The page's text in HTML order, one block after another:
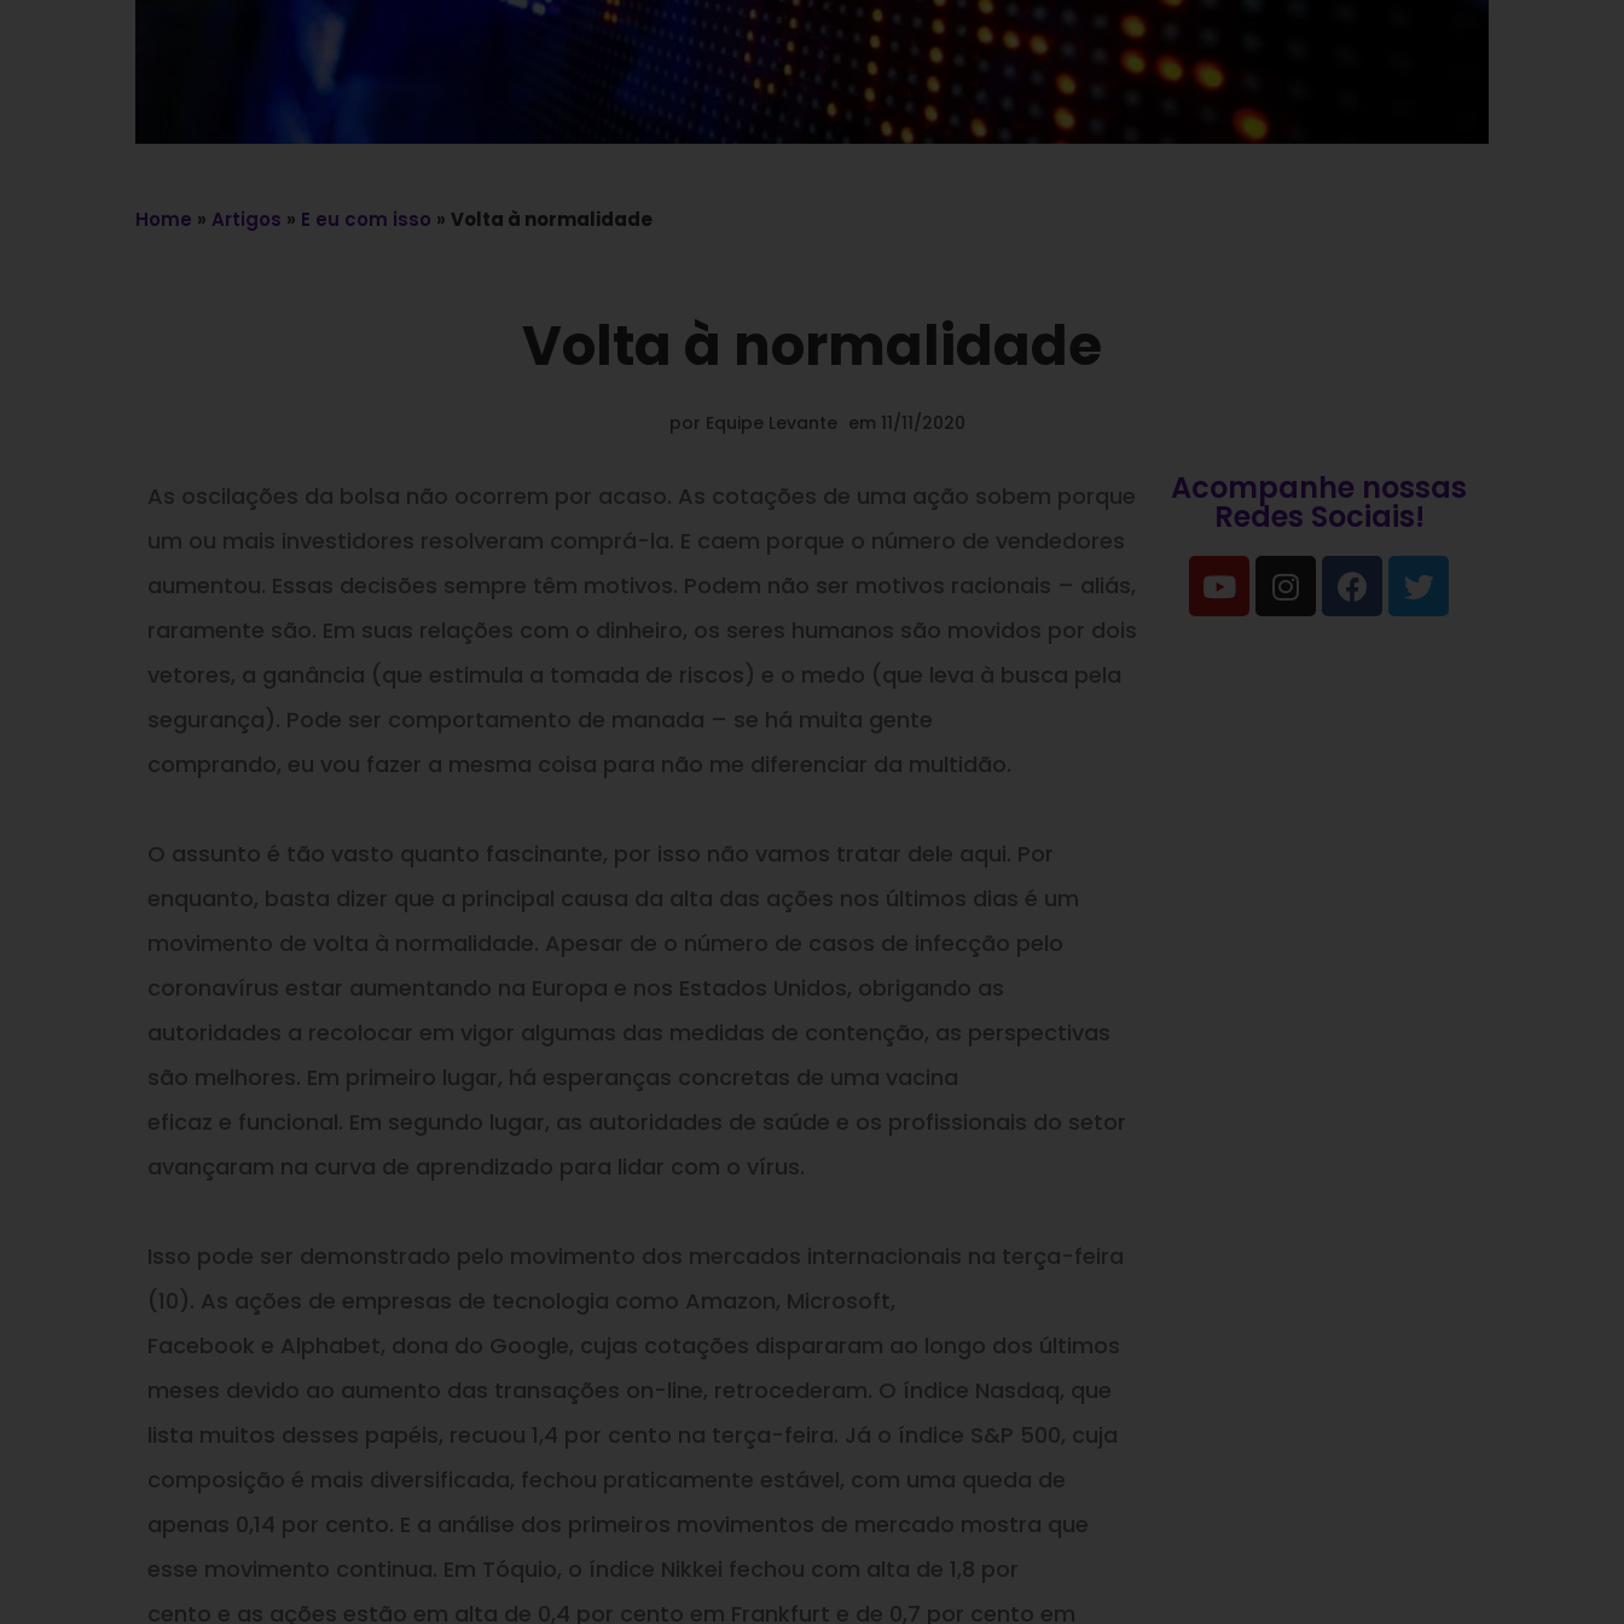
Home » Artigos » E eu com isso » Volta à normalidade
Volta à normalidade
por Equipe Levante em 11/11/2020
As oscilações da bolsa não ocorrem por acaso. As cotações de uma ação sobem porque
um ou mais investidores resolveram comprá-la. E caem porque o número de vendedores
aumentou. Essas decisões sempre têm motivos. Podem não ser motivos racionais – aliás,
raramente são. Em suas relações com o dinheiro, os seres humanos são movidos por dois
vetores, a ganância (que estimula a tomada de riscos) e o medo (que leva à busca pela
segurança). Pode ser comportamento de manada – se há muita gente
comprando, eu vou fazer a mesma coisa para não me diferenciar da multidão.
O assunto é tão vasto quanto fascinante, por isso não vamos tratar dele aqui. Por
enquanto, basta dizer que a principal causa da alta das ações nos últimos dias é um
movimento de volta à normalidade. Apesar de o número de casos de infecção pelo
coronavírus estar aumentando na Europa e nos Estados Unidos, obrigando as
autoridades a recolocar em vigor algumas das medidas de contenção, as perspectivas
são melhores. Em primeiro lugar, há esperanças concretas de uma vacina
eficaz e funcional. Em segundo lugar, as autoridades de saúde e os profissionais do setor
avançaram na curva de aprendizado para lidar com o vírus.
Isso pode ser demonstrado pelo movimento dos mercados internacionais na terça-feira
(10). As ações de empresas de tecnologia como Amazon, Microsoft,
Facebook e Alphabet, dona do Google, cujas cotações dispararam ao longo dos últimos
meses devido ao aumento das transações on-line, retrocederam. O índice Nasdaq, que
lista muitos desses papéis, recuou 1,4 por cento na terça-feira. Já o índice S&P 500, cuja
composição é mais diversificada, fechou praticamente estável, com uma queda de
apenas 0,14 por cento. E a análise dos primeiros movimentos de mercado mostra que
esse movimento continua. Em Tóquio, o índice Nikkei fechou com alta de 1,8 por
cento e as ações estão em alta de 0,4 por cento em Frankfurt e de 0,7 por cento em
Acompanhe nossas
Redes Sociais!